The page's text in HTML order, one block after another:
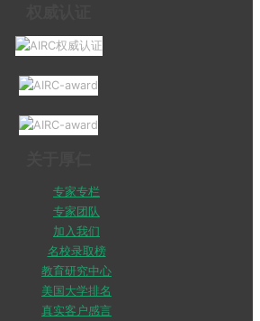
专家专栏
专家团队
加入我们
名校录取榜
教育研究中心
美国大学排名
真实客户感言